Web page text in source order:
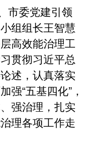
市委党建引领
组组长王智慧
高效能治理工
贯彻习近平总
述，认真落实
强“五基四化”，
强治理，扎实
理各项工作走